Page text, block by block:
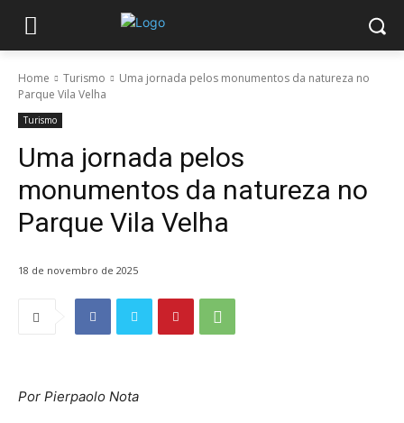
Home Turismo
Uma jornada pelos monumentos da natureza no
Parque Vila Velha
Turismo
Uma jornada pelos
monumentos da natureza no
Parque Vila Velha
18 de novembro de 2025
Por Pierpaolo Nota